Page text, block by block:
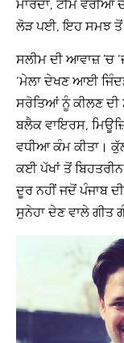
ਮਾਰਦਾ, ਟੀਮ ਵੈਰੀਆਂ
ਲੋੜ ਪਈ, ਇਹ ਸਮਝ ਤੋਂ
ਸਲੀਮ ਦੀ ਆਵਾਜ਼ ’ਚ
‘ਮੇਲਾ ਦੇਖਣ ਆਈ
ਸਰੋਤਿਆਂ ਨੂੰ ਕੀਲਣ ਦੀ
ਬਲੈਕ ਵਾਇਰਸ,
ਵਧੀਆ ਕੰਮ ਕੀਤਾ।
ਕਈ ਪੱਖਾਂ ਤੋਂ
ਦੂਰ ਨਹੀਂ ਜਦੋਂ ਪੰਜਾਬ
ਸੁਨੇਹਾ ਦੇਣ ਵਾਲੇ